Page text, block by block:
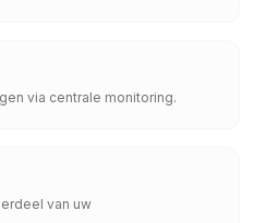
via centrale monitoring.
van uw